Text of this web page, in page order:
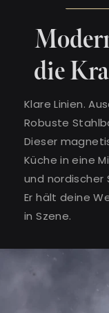
die
Klare Linien.
Robuste
Dieser
Küche in eine
und nordischer
Er hält deine
in Szene.